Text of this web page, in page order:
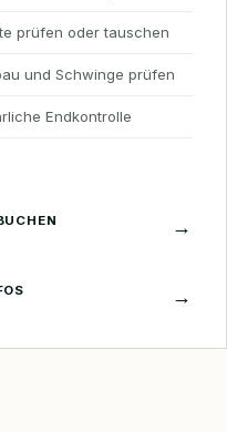
prüfen oder tauschen
und Schwinge prüfen
Endkontrolle
→
→